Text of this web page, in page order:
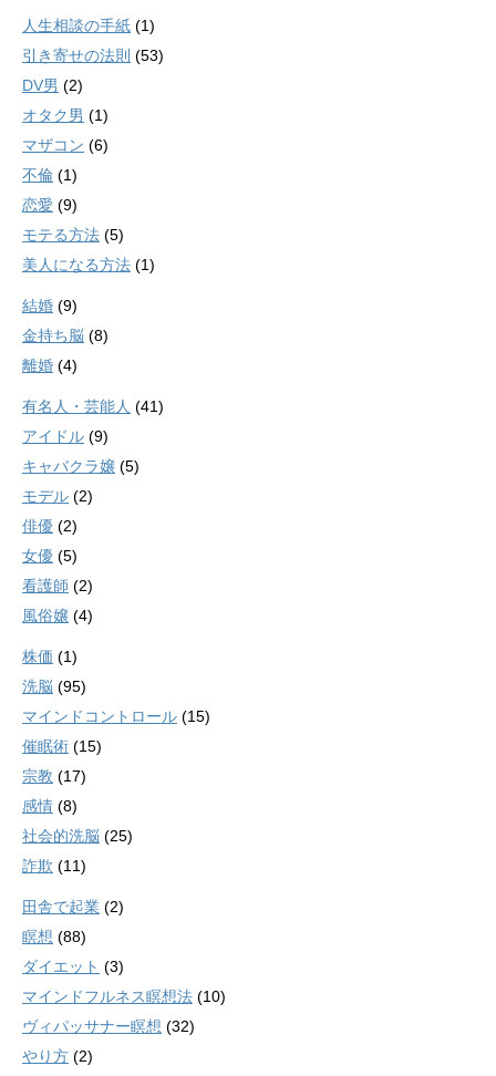
人生相談の手紙 (1)
引き寄せの法則 (53)
DV男 (2)
オタク男 (1)
マザコン (6)
不倫 (1)
恋愛 (9)
モテる方法 (5)
美人になる方法 (1)
結婚 (9)
金持ち脳 (8)
離婚 (4)
有名人・芸能人 (41)
アイドル (9)
キャバクラ嬢 (5)
モデル (2)
俳優 (2)
女優 (5)
看護師 (2)
風俗嬢 (4)
株価 (1)
洗脳 (95)
マインドコントロール (15)
催眠術 (15)
宗教 (17)
感情 (8)
社会的洗脳 (25)
詐欺 (11)
田舎で起業 (2)
瞑想 (88)
ダイエット (3)
マインドフルネス瞑想法 (10)
ヴィパッサナー瞑想 (32)
やり方 (2)